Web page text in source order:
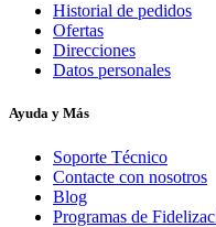
Historial de pedidos
Ofertas
Direcciones
Datos personales
Ayuda y Más
Soporte Técnico
Contacte con nosotros
Blog
Programas de